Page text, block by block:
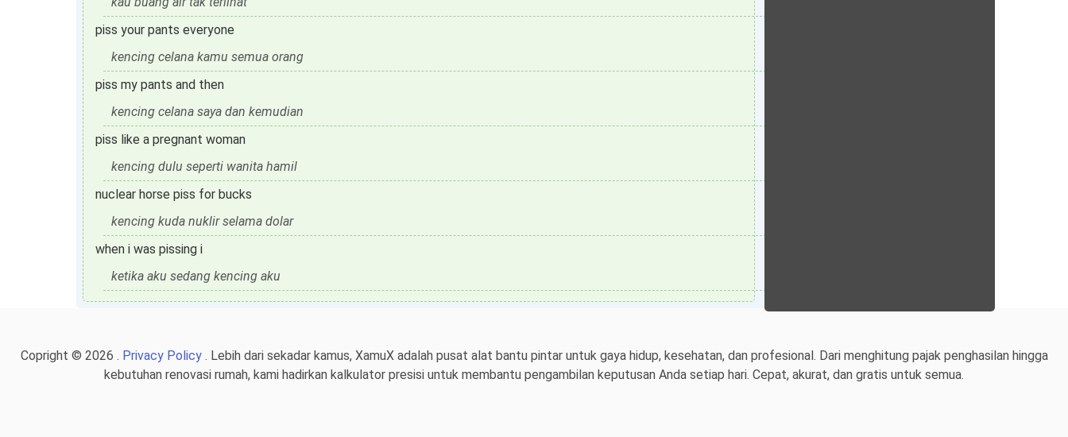
piss your pants everyone
kencing celana kamu semua orang
piss my pants and then
kencing celana saya dan kemudian
piss like a pregnant woman
kencing dulu seperti wanita hamil
nuclear horse piss for bucks
kencing kuda nuklir selama dolar
when i was pissing i
ketika aku sedang kencing aku
Copright © 2026 . Privacy Policy. Lebih dari sekadar kamus, XamuX adalah pusat alat bantu pintar untuk gaya hidup, kesehatan, dan profesional. Dari menghitung pajak penghasilan hingga
kebutuhan renovasi rumah, kami hadirkan kalkulator presisi untuk membantu pengambilan keputusan Anda setiap hari. Cepat, akurat, dan gratis untuk semua.